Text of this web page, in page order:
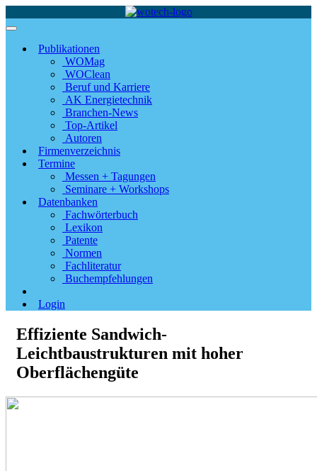
Publikationen
WOMag
WOClean
Beruf und Karriere
AK Energietechnik
Branchen-News
Top-Artikel
Autoren
Firmenverzeichnis
Termine
Messen + Tagungen
Seminare + Workshops
Datenbanken
Fachwörterbuch
Lexikon
Patente
Normen
Fachliteratur
Buchempfehlungen
Login
Effiziente Sandwich-
Leichtbaustrukturen mit hoher
Oberflächengüte